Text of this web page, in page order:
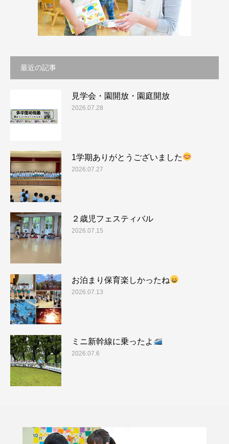
最近の記事
見学会・園開放・園庭開放
2026.07.28
1学期ありがとうございました
2026.07.27
２歳児フェスティバル
2026.07.15
お泊まり保育楽しかったね
2026.07.13
ミニ新幹線に乗ったよ
2026.07.6